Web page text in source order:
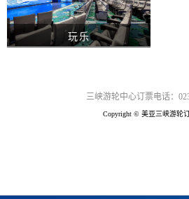
玩乐
三峡游轮中心订票电话：
Copyright © 美亚三峡游轮